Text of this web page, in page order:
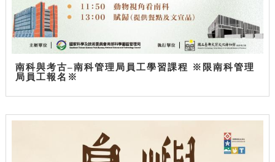
南科與考古–南科管理局員工學習課程 ※限南科管理
局員工報名※